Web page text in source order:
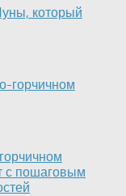
который
с пошаговым